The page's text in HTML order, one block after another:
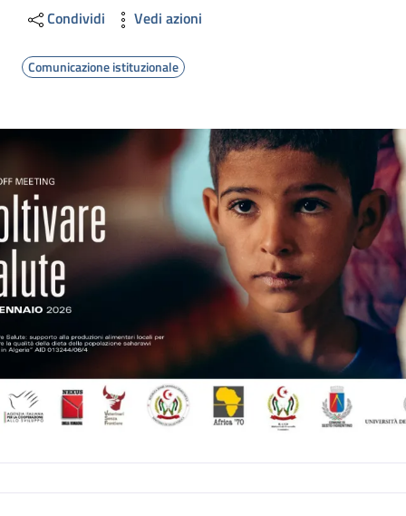
Condividi Vedi azioni
Comunicazione istituzionale